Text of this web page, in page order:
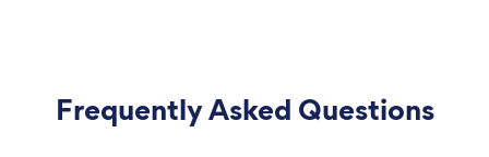
Frequently Asked Questions